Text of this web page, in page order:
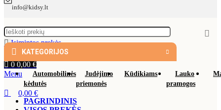
info@kidsy.lt
Įsimintos prekės
Prisijungimas
0 0,00 €
Menu
0,00 €
KATEGORIJOS
Automobilinės
kėdutės
Judėjimo
priemonės
Kūdikiams
Lauko
pramogos
PAGRINDINIS